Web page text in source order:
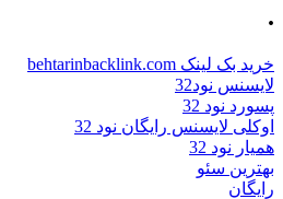
.
خرید بک لینک behtarinbacklink.com
لایسنس نود32
پسورد نود 32
اوکلی لایسنس رایگان نود 32
همیار نود 32
بهترین سئو
رایگان